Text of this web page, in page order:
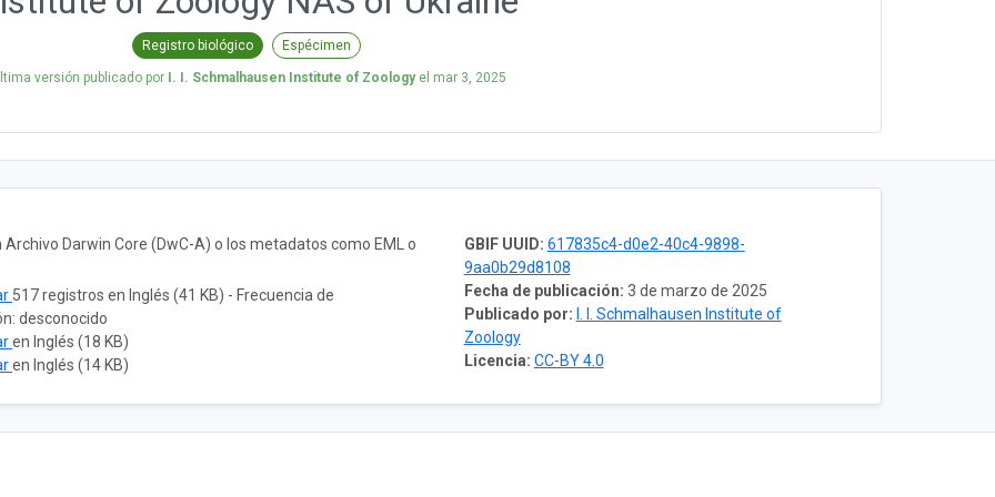
Registro biológico Espécimen
versión publicado por I. I. Schmalhausen Institute of Zoologyel mar 3, 2025
GBIF UUID: 617835c4-d0e2-40c4-9898-
9aa0b29d8108
Fecha de publicación: 3 de marzo de 2025
Publicado por:
I. I. Schmalhausen Institute of
Zoology
Licencia: CC-BY 4.0
Darwin Core (DwC-A) o los metadatos como EML o
517 registros en Inglés (41 KB) - Frecuencia de
desconocido
en Inglés (18 KB)
en Inglés (14 KB)